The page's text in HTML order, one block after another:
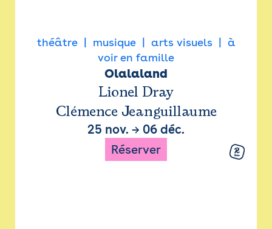
théâtre musique arts visuels
à
voir en famille
Olalaland
Lionel Dray
Clémence Jeanguillaume
25 nov. → 06 déc.
Réserver